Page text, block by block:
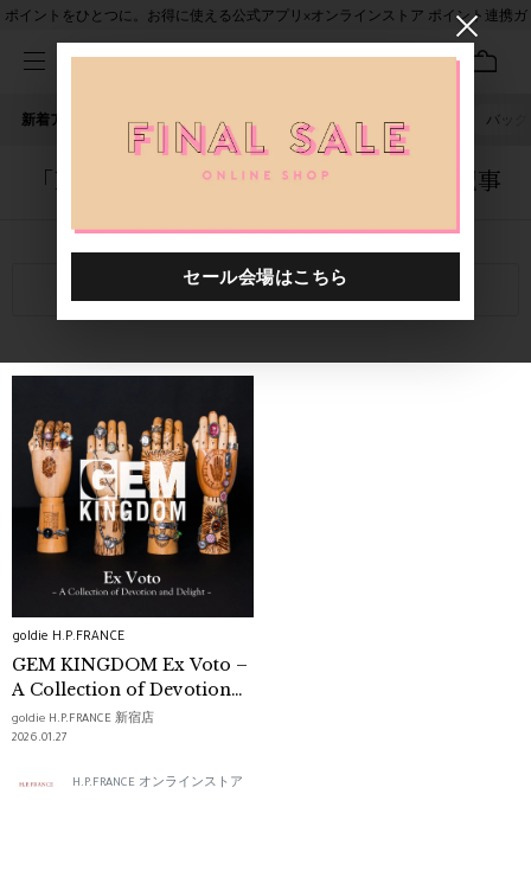
ポイントをひとつに。お得に使える公式アプリ×オンラインストア ポイント連携ガ
新着アイテム 人気ワード セール 40th限定 バッグ
「1020401.2610008.0009」に関する記事
関連キーワード
goldie H.P.FRANCE
GEM KINGDOM Ex Voto –
A Collection of Devotion
and Delight –
goldie H.P.FRANCE 新宿店
2026.01.27
H.P.FRANCE オンラインストア